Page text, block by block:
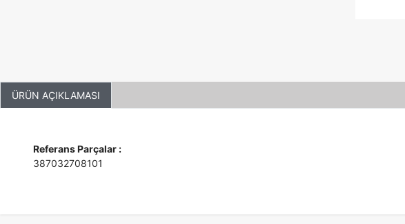
ÜRÜN AÇIKLAMASI
Referans Parçalar :
387032708101